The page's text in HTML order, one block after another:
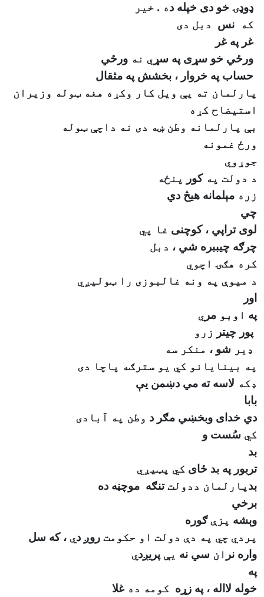
ډوډۍ خو دی خپله ده . خیر
که
نس
دبل دی
غر په غر
ورځي خو سړى په سړ ي نه ورځي
حساب په خروار ، بخشش په مثقال
پارلمان ته یې ویل کار وکړه هغه ټوله وزیران
استیضاح کړه
بې پارلمانه وطن ښه دی نه داچې ټوله
ورځ غمونه
جوړوي
د دولت په کور
پنځه
زره مېلمانه هيڅ دي
چي
لوی تراپي ، کوچنی غا پي
چرګه چيببره شي ، دبل
کره هګۍ اچوي
د میوې په ونه غالبوزی را ټولیږي
اور
په اوبو مر ي
پور چيتر زرو
ډیر شو ، منکر سه
په بینایانو کي یو سترګه پاچا دی
ډکه لاسه ته مي دښمن يې
بابا
دي خدای وبخښي مګر د وطن په آبادی
کي سُست و
بد
تربور په بد ځای کي پټیږي
بد پارلمان ددولتتنګه موچڼه ده
برخي
وېشه پزېګوره
پردي چي په دې دولت او حکومت روږ دي ، که سل
واره نر ان سي نه یې پريږدي
په
خوله لااله ، په زړه کومه دهغلا